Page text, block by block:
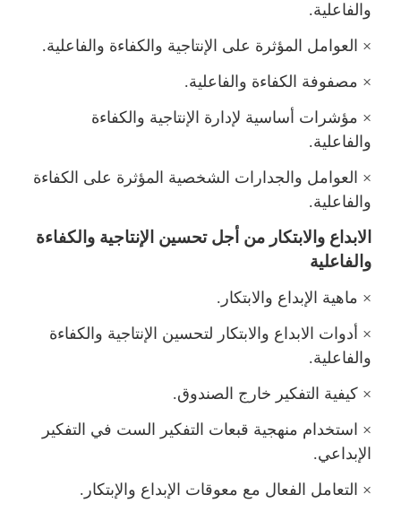
والفاعلية.
× العوامل المؤثرة على الإنتاجية والكفاءة والفاعلية.
× صفوفة الكفاءة والفاعلية.
× ؤشرات أساسية لإدارة الإنتاجية والكفاءة
والفاعلية.
× العوامل والجدارات الشخصية المؤثرة على الكفاءة
والفاعلية.
الابداع والابتكار من أجل تحسين الإنتاجية والكفاءة
والفاعلية
× اهية الإبداع والابتكار.
× أدوات الابداع والابتكار لتحسين الإنتاجية والكفاءة
والفاعلية.
× كيفية التفكير خارج الصندوق.
× استخدام منهجية قبعات التفكير الست في التفكير
الإبداعي.
× التعامل الفعال مع معوقات الإبداع والإبتكار.